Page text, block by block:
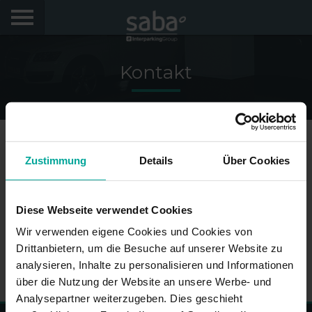
Zustimmung Details Über Cookies
Diese Webseite verwendet Cookies
Wir verwenden eigene Cookies und Cookies von
Drittanbietern, um die Besuche auf unserer Website zu
analysieren, Inhalte zu personalisieren und Informationen
über die Nutzung der Website an unsere Werbe- und
Analysepartner weiterzugeben. Dies geschieht
My Saba
Hallo! Wir würden uns freuen, Sie wiederzusehen.
Melden Sie sich an, um Rabatte von bis zu 70% zu
erhalten
FAQs
Sprache
Kontakt
+49 (0)30 20 60 868 0